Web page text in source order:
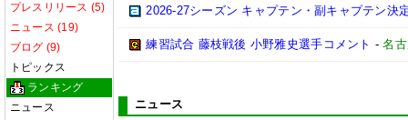
プレスリリース (5)
ニュース (19)
ブログ (9)
トピックス
ランキング
ニュース
2026-27シーズン キャプテン・副キャプテン決
練習試合 藤枝戦後 小野雅史選手コメント -名
ニュース